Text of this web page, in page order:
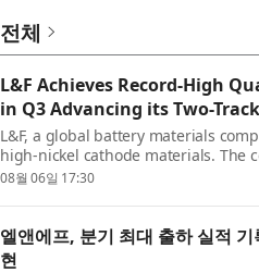
전체
L&F Achieves Record-High
in Q3 Advancing its Two-
L&F, a global battery materials
high-nickel cathode materials. The
plan and will accelerate its...
08월 06일 17:30
엘앤에프, 분기 최대 출하 실적
현